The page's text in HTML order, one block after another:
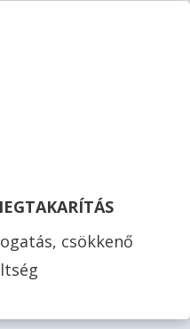
csökkenő